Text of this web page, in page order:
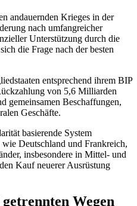
andauernden Krieges in der
nach umfangreicher
Unterstützung durch die
die Frage nach der besten
entsprechend ihrem BIP
von 5,6 Milliarden
gemeinsamen Beschaffungen,
Geschäfte.
basierende System
Deutschland und Frankreich,
insbesondere in Mittel- und
Kauf neuerer Ausrüstung
Wegen